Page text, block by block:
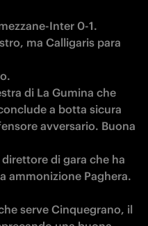
Inter 0-1.
ma Calligaris para
di La Gumina che
a botta sicura
avversario. Buona
di gara che ha
ammonizione Paghera.
serve Cinquegrano, il